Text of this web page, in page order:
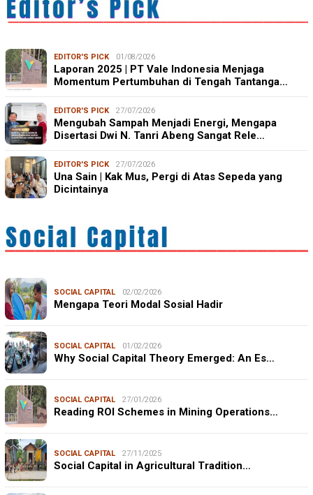
EDITOR'S PICK 01/08/2026
Laporan 2025 | PT Vale Indonesia Menjaga
Momentum Pertumbuhan di Tengah Tantanga…
EDITOR'S PICK 27/07/2026
Mengubah Sampah Menjadi Energi, Mengapa
Disertasi Dwi N. Tanri Abeng Sangat Rele…
EDITOR'S PICK 27/07/2026
Una Sain | Kak Mus, Pergi di Atas Sepeda yang
Dicintainya
SOCIAL CAPITAL 02/02/2026
Mengapa Teori Modal Sosial Hadir
SOCIAL CAPITAL 01/02/2026
Why Social Capital Theory Emerged: An Es…
SOCIAL CAPITAL 27/01/2026
Reading ROI Schemes in Mining Operations…
SOCIAL CAPITAL 27/11/2025
Social Capital in Agricultural Tradition…